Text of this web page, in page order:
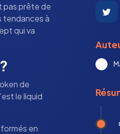
pas prête de
tendances à
qui va
de
le liquid
en